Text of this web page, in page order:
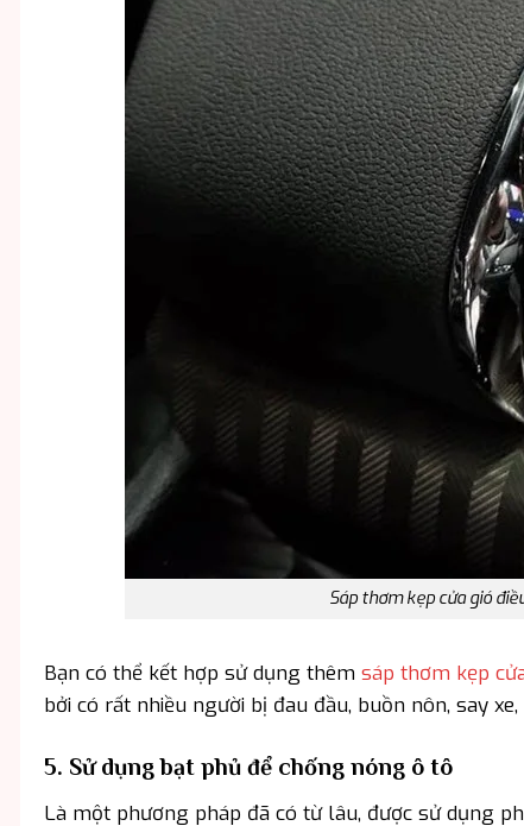
Sáp thơm kẹp cửa gió
Bạn có thể kết hợp sử dụng thêm sáp thơm kẹp
bởi có rất nhiều người bị đau đầu, buồn nôn, say
5. Sử dụng bạt phủ để chống nóng ô tô
Là một phương pháp đã có từ lâu, được sử dụng